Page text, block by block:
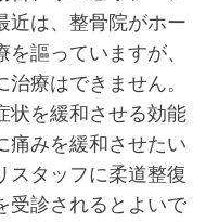
近は、整骨院がホー
謳っていますが、
療はできません。
状を緩和させる効能
痛みを緩和させたい
スタッフに柔道整復
受診されるとよいで